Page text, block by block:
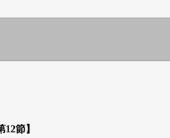
節】